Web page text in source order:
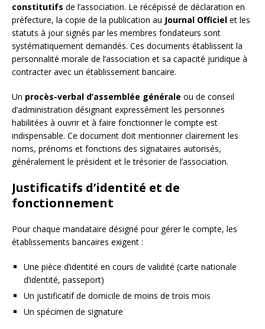
constitutifs de l’association. Le récépissé de déclaration en
préfecture, la copie de la publication au Journal Officiel et les
statuts à jour signés par les membres fondateurs sont
systématiquement demandés. Ces documents établissent la
personnalité morale de l’association et sa capacité juridique à
contracter avec un établissement bancaire.
Un procès-verbal d’assemblée générale ou de conseil
d’administration désignant expressément les personnes
habilitées à ouvrir et à faire fonctionner le compte est
indispensable. Ce document doit mentionner clairement les
noms, prénoms et fonctions des signataires autorisés,
généralement le président et le trésorier de l’association.
Justificatifs d’identité et de
fonctionnement
Pour chaque mandataire désigné pour gérer le compte, les
établissements bancaires exigent :
Une pièce d’identité en cours de validité (carte nationale
d’identité, passeport)
Un justificatif de domicile de moins de trois mois
Un spécimen de signature